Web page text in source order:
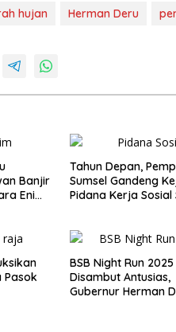
hujan Herman Deru
Banjir
Enim,
Tahun Depan,
Sumsel Gandeng
Pidana Kerja Sosial
Pasok
BSB Night Run 2025
Disambut Antusias,
Gubernur Herman